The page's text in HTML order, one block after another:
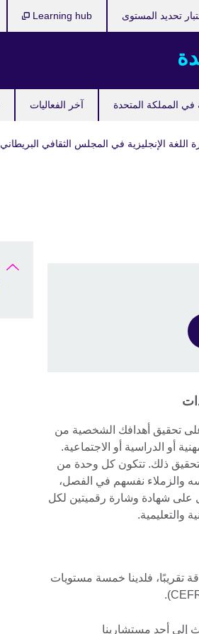
في المملكة المتحدة آخر الفعاليات
تحديد المستوى Learning hub
اللغة الإنجليزية في المجلس الثقافي البريطاني
على تحقيق أهدافك الشخصية من
أو الدراسية أو الاجتماعية.
ذلك. تتكون كل وحدة من
المدرس نفسه والزملاء نفسهم في الفصل،
على شهادة وشارة رقميتين لكل
والتعليمية.
تقريبًا، فلدينا خمسة مستويات
إلى أحد مستشارينا